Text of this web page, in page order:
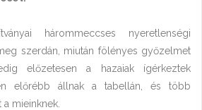
hárommeccses nyeretlenségi
szerdán, miután fölényes győzelmet
előzetesen a hazaiak ígérkeztek
előrébb állnak a tabellán, és több
mieinknek.